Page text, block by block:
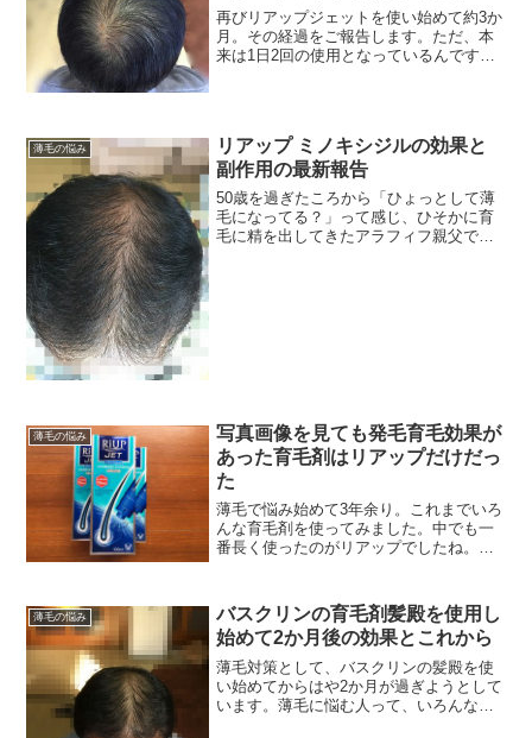
再びリアップジェットを使い始めて約3か
月。その経過をご報告します。ただ、本
来は1日2回の使用となっているんです
薄毛の悩み
リアップ ミノキシジルの効果と
副作用の最新報告
50歳を過ぎたころから「ひょっとして薄
毛になってる？」って感じ、ひそかに育
毛に精を出してきたアラフィフ親父で
薄毛の悩み
写真画像を見ても発毛育毛効果が
あった育毛剤はリアップだけだっ
た
薄毛で悩み始めて3年余り。これまでいろ
んな育毛剤を使ってみました。中でも一
番長く使ったのがリアップでしたね。た
用をやめました。そこにタイミングよく
現れたのが、バスクリン...
薄毛の悩み
バスクリンの育毛剤髪殿を使用し
始めて2か月後の効果とこれから
薄毛対策として、バスクリンの髪殿を使
い始めてからはや2か月が過ぎようとして
います。薄毛に悩む人って、いろんな育